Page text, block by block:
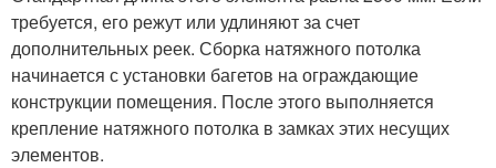
требуется, его режут или удлиняют за счет
дополнительных реек. Сборка натяжного потолка
начинается с установки багетов на ограждающие
конструкции помещения. После этого выполняется
крепление натяжного потолка в замках этих несущих
элементов.